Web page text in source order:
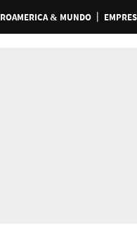
& MUNDO